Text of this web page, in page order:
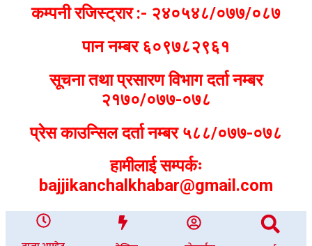
कम्पनी रजिस्ट्रार :- २४०५४८/०७७/०८७
पान नम्बर ६०९७८२९६१
सूचना तथा प्रसारण विभाग दर्ता नम्बर
२१७०/०७७-०७८
प्रेस काउन्सिल दर्ता नम्बर ५८८/०७७-०७८
हामीलाई सम्पर्कः
bajjikanchalkhabar@gmail.com